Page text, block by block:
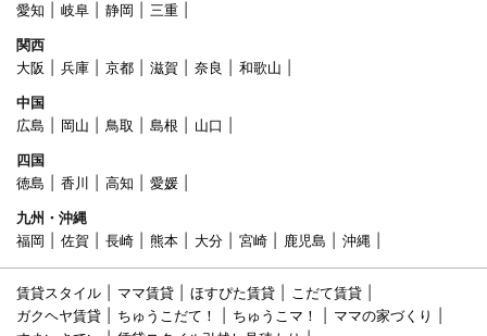
愛知
岐阜 静岡
三重
関西
大阪
兵庫 京都 滋賀 奈良
和歌山
中国
広島
岡山 鳥取 島根
山口
四国
徳島
香川 高知
愛媛
九州・沖縄
福岡
佐賀 長崎 熊本 大分 宮崎 鹿児島 沖縄
賃貸スタイル ママ賃貸 ほすぴた賃貸
こだて賃貸
ガクヘヤ賃貸
ちゅうこだて！ ちゅうこマ！
ママの家づくり